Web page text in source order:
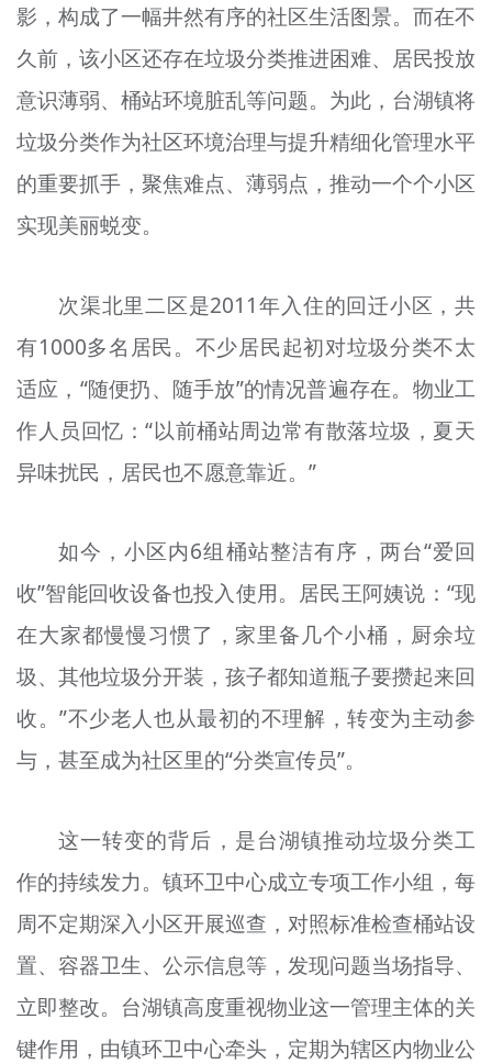
影，构成了一幅井然有序的社区生活图景。而在不
久前，该小区还存在垃圾分类推进困难、居民投放
意识薄弱、桶站环境脏乱等问题。为此，台湖镇将
垃圾分类作为社区环境治理与提升精细化管理水平
的重要抓手，聚焦难点、薄弱点，推动一个个小区
实现美丽蜕变。
次渠北里二区是2011年入住的回迁小区，共
有1000多名居民。不少居民起初对垃圾分类不太
适应，“随便扔、随手放”的情况普遍存在。物业工
作人员回忆：“以前桶站周边常有散落垃圾，夏天
异味扰民，居民也不愿意靠近。”
如今，小区内6组桶站整洁有序，两台“爱回
收”智能回收设备也投入使用。居民王阿姨说：“现
在大家都慢慢习惯了，家里备几个小桶，厨余垃
圾、其他垃圾分开装，孩子都知道瓶子要攒起来回
收。”不少老人也从最初的不理解，转变为主动参
与，甚至成为社区里的“分类宣传员”。
这一转变的背后，是台湖镇推动垃圾分类工
作的持续发力。镇环卫中心成立专项工作小组，每
周不定期深入小区开展巡查，对照标准检查桶站设
置、容器卫生、公示信息等，发现问题当场指导、
立即整改。台湖镇高度重视物业这一管理主体的关
键作用，由镇环卫中心牵头，定期为辖区内物业公